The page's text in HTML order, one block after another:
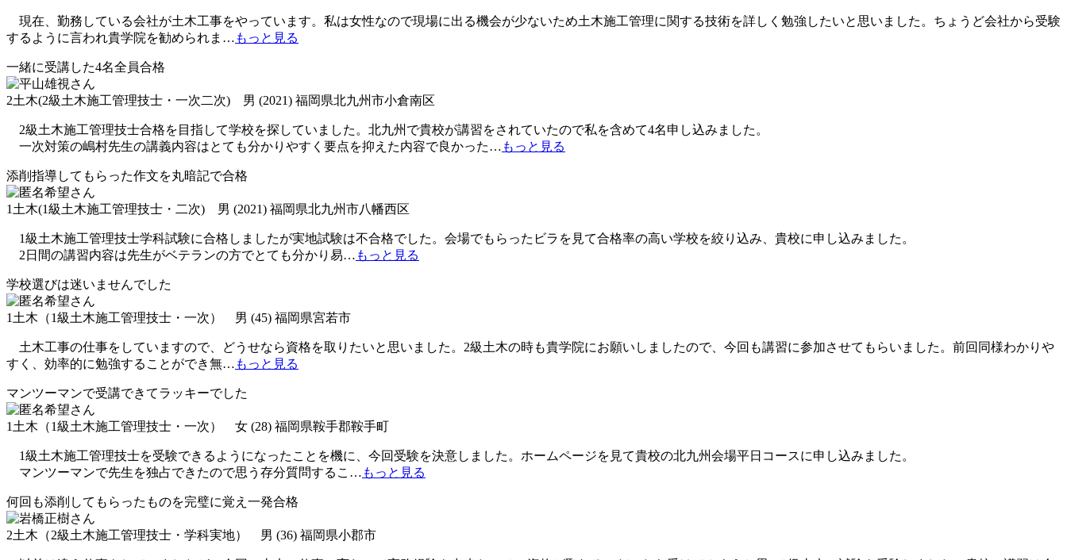
現在、勤務している会社が土木工事をやっています。私は女性なので現場に出る機会が少ないため土木施工管理に関する技術を詳しく勉強したいと思いました。ちょうど会社から受験
するように言われ貴学院を勧められま … もっと見る
一緒に受講した4名全員合格
2土木(2級土木施工管理技士・一次二次) 男 (2021) 福岡県北九州市小倉南区
2級土木施工管理技士合格を目指して学校を探していました。北九州で貴校が講習をされていたので私を含めて4名申し込みました。
一次対策の嶋村先生の講義内容はとても分かりやすく要点を抑えた内容で良かった… もっと見る
添削指導してもらった作文を丸暗記で合格
1土木(1級土木施工管理技士・二次) 男 (2021) 福岡県北九州市八幡西区
1級土木施工管理技士学科試験に合格しましたが実地試験は不合格でした。会場でもらったビラを見て合格率の高い学校を絞り込み、貴校に申し込みました。
2日間の講習内容は先生がベテランの方でとても分かり易… もっと見る
学校選びは迷いませんでした
1土木（1級土木施工管理技士・一次） 男 (45) 福岡県宮若市
土木工事の仕事をしていますので、どうせなら資格を取りたいと思いました。2級土木の時も貴学院にお願いしましたので、今回も講習に参加させてもらいました。前回同様わかりや
すく、効率的に勉強することができ無… もっと見る
マンツーマンで受講できてラッキーでした
1土木（1級土木施工管理技士・一次） 女 (28) 福岡県鞍手郡鞍手町
1級土木施工管理技士を受験できるようになったことを機に、今回受験を決意しました。ホームページを見て貴校の北九州会場平日コースに申し込みました。
マンツーマンで先生を独占できたので思う存分質問するこ … もっと見る
何回も添削してもらったものを完璧に覚え一発合格
2土木（2級土木施工管理技士・学科実地） 男 (36) 福岡県小郡市